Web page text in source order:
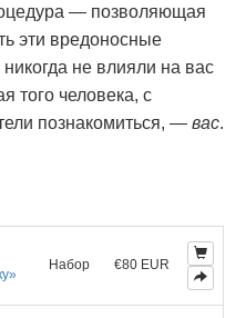
— позволяющая
эти вредоносные
не влияли на вас
того человека, с
познакомиться, — вас.
Набор €80 EUR